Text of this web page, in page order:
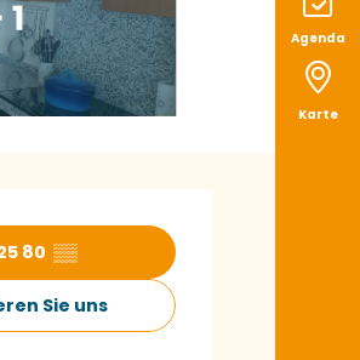
Agenda
Karte
&
80 ▒▒
Sie uns